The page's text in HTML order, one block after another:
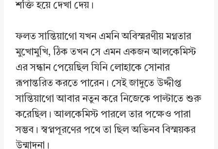
শক্তি হয়ে দেখা দেয়।
ফলত সান্তিয়াগো যখন এমনি অবিস্মরণীয় মগ্নতার
মুখোমুখি, ঠিক তখন সে এমন একজন আলকেমিস্ট
এর সন্ধান পেয়েছিল যিনি লোহাকে সোনার
রূপান্তরিত করতে পারেন। সেই জাদুতে উদ্দীপ্ত
সান্তিয়াগো আবার নতুন করে নিজেকে পাল্টাতে শুরু
করেছিল। আলকেমিস্ট পারলে তার পক্ষেও পারা
সম্ভব। স্বপ্নপূরণের পথে তা ছিল অভিনব বিস্ময়কর
উন্মাদনা।